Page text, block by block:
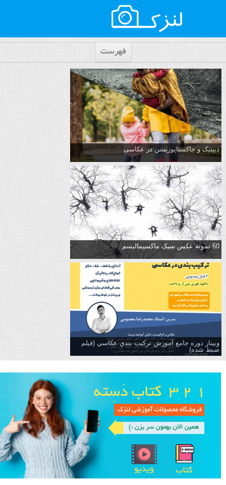
فهرست
دیپتیک و جاکستا‌پوزیشن در عکاسی
60 نمونه عکس سبک ماکسیمالیسم
وبینار دوره جامع آموزش تركيب بندي عكاسي (فیلم
ضبط شده)